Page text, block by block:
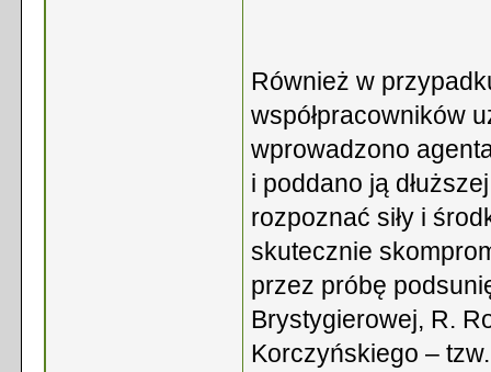
Również w
współpracowników
wprowadzono
i poddano ją
rozpoznać siły i
skutecznie
przez próbę
Brystygierowej, R.
Korczyńskiego –